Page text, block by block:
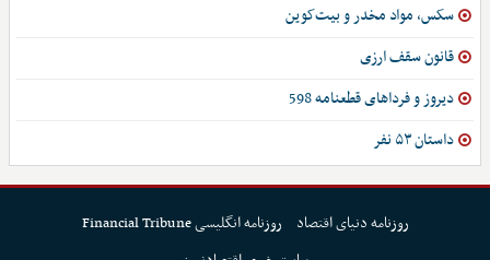
سکس، مواد مخدر و بیت‌کوین
قانون سقف ارزی
دیروز و فرداهای قطعنامه 598
داستان ۵۳ نفر
روزنامه دنیای اقتصاد
روزنامه انگلیسی Financial Tribune